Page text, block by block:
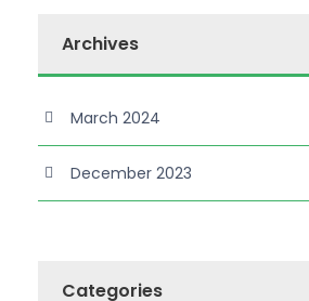
Archives
March 2024
December 2023
Categories